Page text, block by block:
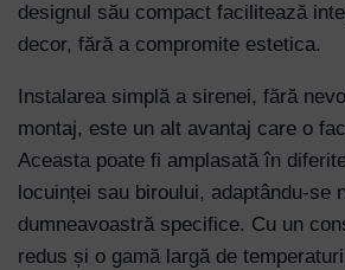
designul său compact facilitează
decor, fără a compromite estetica.
Instalarea simplă a sirenei, fără
montaj, este un alt avantaj care o
Aceasta poate fi amplasată în
locuinței sau biroului, adaptându-se
dumneavoastră specifice. Cu un
redus și o gamă largă de